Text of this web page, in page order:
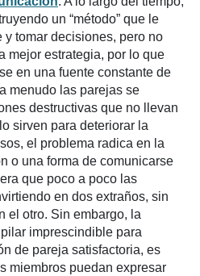
un “método” que le
y tomar decisiones, pero no
mejor estrategia, por lo que
en una fuente constante de
menudo las parejas se
destructivas que no llevan
sirven para deteriorar la
el problema radica en la
o una forma de comunicarse
que poco a poco las
en dos extraños, sin
el otro. Sin embargo, la
imprescindible para
de pareja satisfactoria, es
miembros puedan expresar